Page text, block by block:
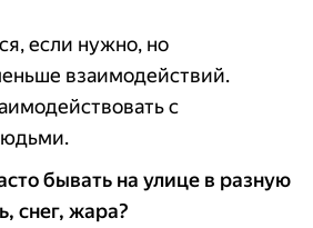
если нужно, но
взаимодействий.
с
бывать на улице в разную
снег, жара?